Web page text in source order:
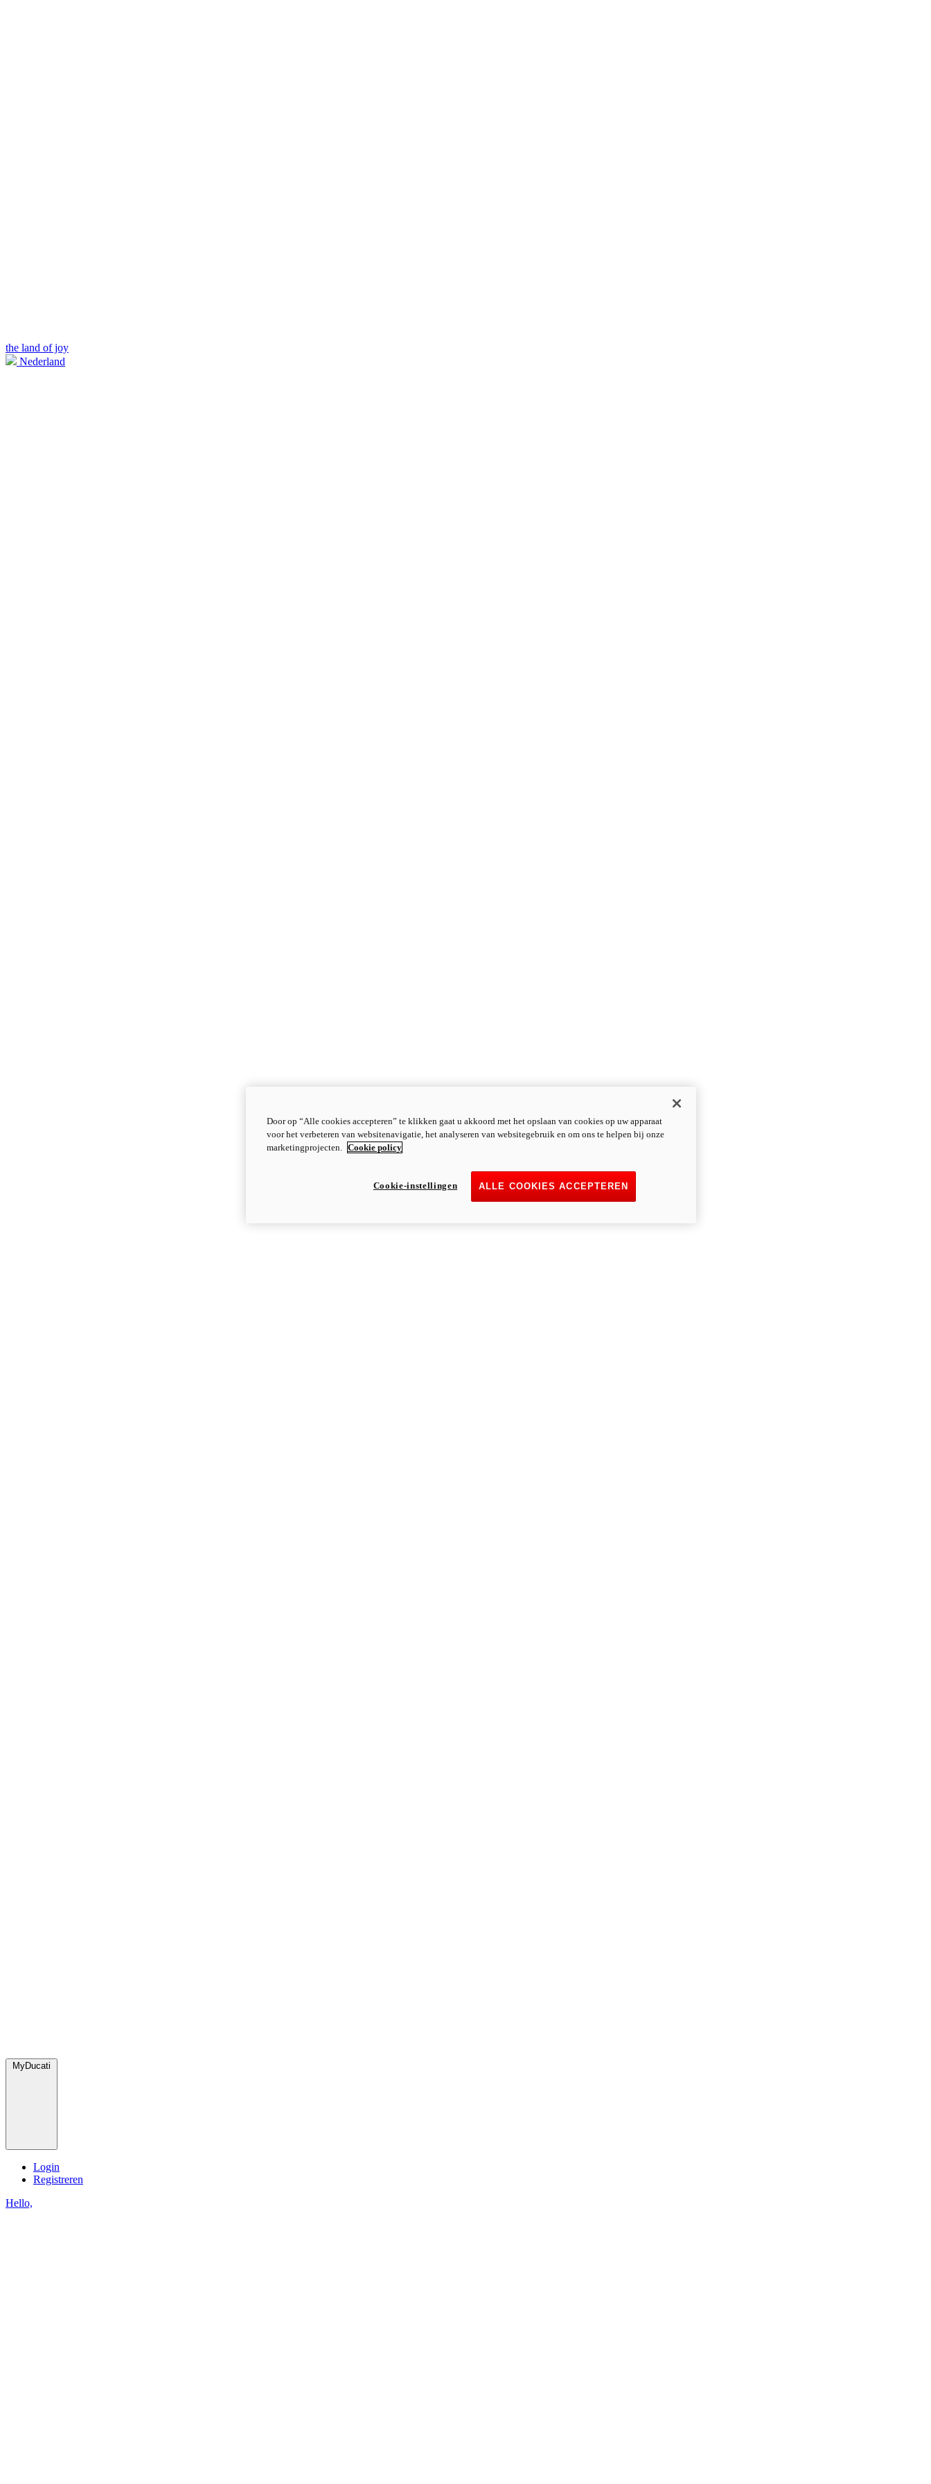
the land of joy
Nederland
MyDucati
Login
Registreren
Hello,
Door op “Alle cookies accepteren” te klikken gaat u akkoord met het opslaan van cookies op uw apparaat
voor het verbeteren van websitenavigatie, het analyseren van websitegebruik en om ons te helpen bij onze
marketingprojecten. Cookie policy
ALLE COOKIES ACCEPTEREN
Cookie-instellingen